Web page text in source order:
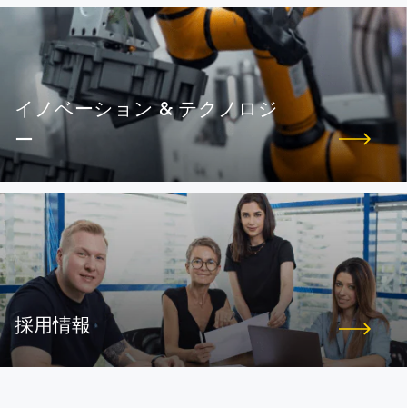
イノベーション & テクノロジ
ー
採用情報